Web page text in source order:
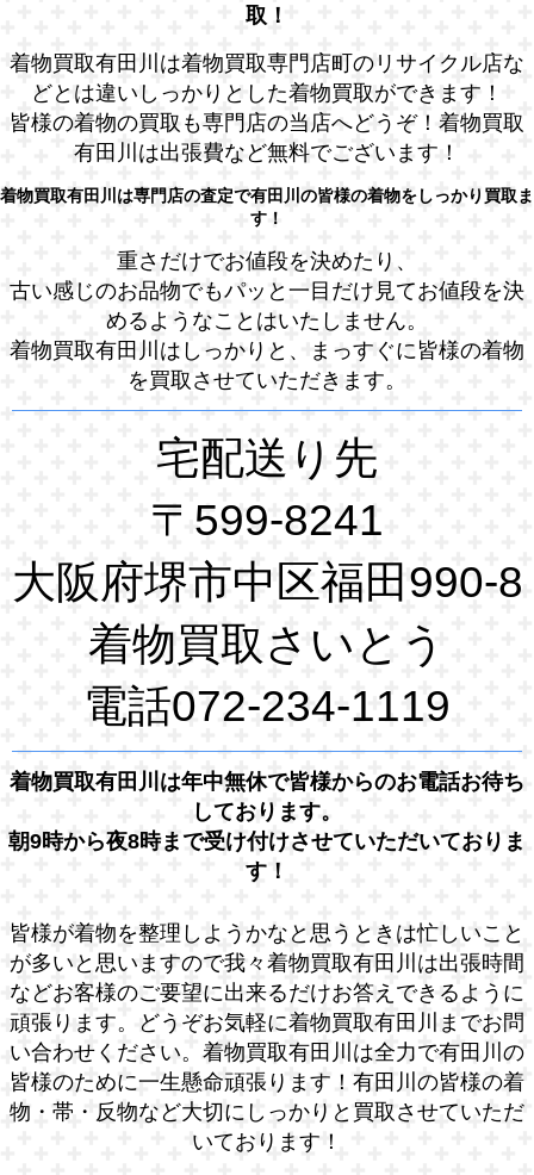
取！
着物買取有田川は着物買取専門店町のリサイクル店な
どとは違いしっかりとした着物買取ができます！
皆様の着物の買取も専門店の当店へどうぞ！着物買取
有田川は出張費など無料でございます！
着物買取有田川は専門店の査定で有田川の皆様の着物をしっかり買取ま
す！
重さだけでお値段を決めたり、
古い感じのお品物でもパッと一目だけ見てお値段を決
めるようなことはいたしません。
着物買取有田川はしっかりと、まっすぐに皆様の着物
を買取させていただきます。
宅配送り先
〒599-8241
大阪府堺市中区福田990-8
着物買取さいとう
電話072-234-1119
着物買取有田川は年中無休で皆様からのお電話お待ち
しております。
朝9時から夜8時まで受け付けさせていただいておりま
す！
皆様が着物を整理しようかなと思うときは忙しいこと
が多いと思いますので我々着物買取有田川は出張時間
などお客様のご要望に出来るだけお答えできるように
頑張ります。どうぞお気軽に着物買取有田川までお問
い合わせください。着物買取有田川は全力で有田川の
皆様のために一生懸命頑張ります！有田川の皆様の着
物・帯・反物など大切にしっかりと買取させていただ
いております！